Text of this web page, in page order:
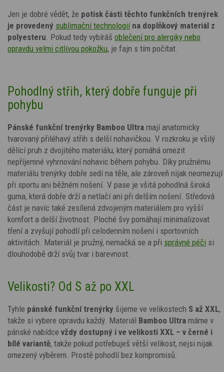
Jen je dobré vědět, že potisk části těchto funkčních trenýrek
je provedený sublimační technologiína doplňkový materiál z
polyesteru . Pokud tedy vybíráš oblečení pro alergiky nebo
opravdu velmi citlivou pokožku, je fajn s tím počítat.
Pohodlný střih, který dobře funguje při
pohybu
Pánské funkční trenýrky Bamboo Ultra mají anatomicky
tvarovaný přiléhavý střih s delší nohavičkou. V rozkroku je všilý
dělící pruh z dvojitého materiálu, který pomáhá omezit
nepříjemné vyhrnování nohavic během pohybu. Díky pružnému
materiálu trenýrky dobře sedí na těle, ale zároveň nijak neomezují
při sportu ani běžném nošení. V pase je všitá pohodlná široká
guma, která dobře drží a netlačí ani při delším nošení. Středová
část je navíc také zesílená zdvojeným materiálem pro vyšší
komfort a delší životnost. Ploché švy pomáhají minimalizovat
tření a zvyšují pohodlí při celodenním nošení i sportovních
aktivitách. Materiál je pružný, nemačká se a při správné péči si
dlouhodobě drží svůj tvar i barevnost.
Velikosti? Od S až po XXL
Tyhle pánské funkční trenýrky šijeme ve velikostech S až XXL,
takže si vybere opravdu každý. Materiál Bamboo Ultra máme v
pánské nabídce vždy dostupný i ve velikosti XXL – v černé i
bílé variantě, takže pokud potřebuješ větší velikost, nejsi nijak
omezený výběrem. Prostě pohodlí bez kompromisů.